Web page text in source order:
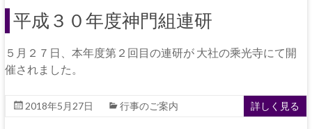
平成３０年度神門組連研
５月２７日、本年度第２回目の連研が 大社の乘光寺にて開
催されました。
2018年5月27日 行事のご案内 詳しく見る